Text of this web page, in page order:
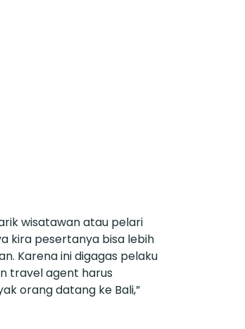
wisatawan atau pelari
kira pesertanya bisa lebih
Karena ini digagas pelaku
travel agent harus
orang datang ke Bali,”